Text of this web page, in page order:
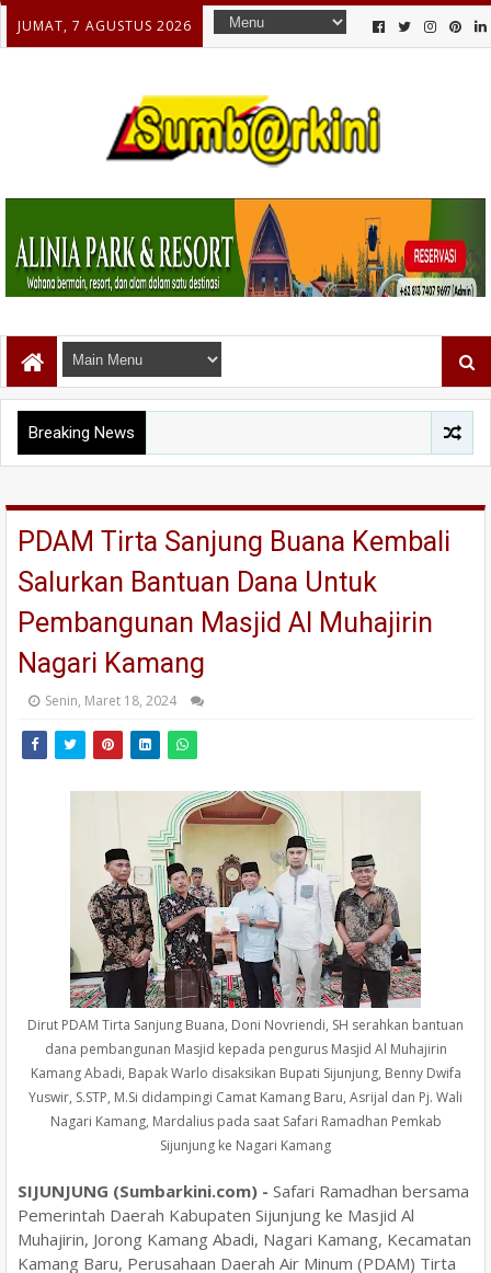
JUMAT, 7 AGUSTUS 2026
Breaking News
PDAM Tirta Sanjung Buana Kembali
Salurkan Bantuan Dana Untuk
Pembangunan Masjid Al Muhajirin
Nagari Kamang
Senin, Maret 18, 2024
Dirut PDAM Tirta Sanjung Buana, Doni Novriendi, SH serahkan bantuan
dana pembangunan Masjid kepada pengurus Masjid Al Muhajirin
Kamang Abadi, Bapak Warlo disaksikan Bupati Sijunjung, Benny Dwifa
Yuswir, S.STP, M.Si didampingi Camat Kamang Baru, Asrijal dan Pj. Wali
Nagari Kamang, Mardalius pada saat Safari Ramadhan Pemkab
Sijunjung ke Nagari Kamang
SIJUNJUNG (Sumbarkini.com) - Safari Ramadhan bersama
Pemerintah Daerah Kabupaten Sijunjung ke Masjid Al
Muhajirin, Jorong Kamang Abadi, Nagari Kamang, Kecamatan
Kamang Baru, Perusahaan Daerah Air Minum (PDAM) Tirta